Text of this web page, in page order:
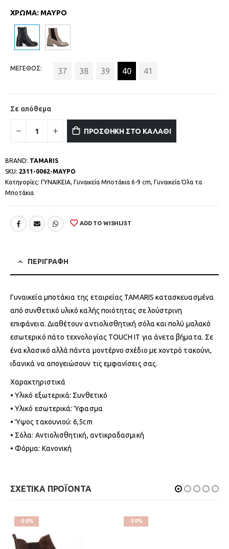
ΧΡΩΜΑ: ΜΑΥΡΟ
ΜΕΓΕΘΟΣ 37 38 39 40 41
Σε απόθεμα
ΠΡΟΣΘΗΚΗ ΣΤΟ ΚΑΛΑΘΙ
BRAND: TAMARIS
SKU: 2311-0062-ΜΑΥΡΟ
Κατηγορίες: ΓΥΝΑΙΚΕΙΑ, Γυναικεία Μποτάκια 6-9 cm, Γυναικεία Όλα τα
Μποτάκια
ADD TO WISHLIST
ΠΕΡΙΓΡΑΦΗ
Γυναικεία μποτάκια της εταιρείας TAMARIS κατασκευασμένα
από συνθετικό υλικό καλής ποιότητας σε λούστρινη
επιφάνεια. Διαθέτουν αντιολισθητική σόλα και πολύ μαλακό
εσωτερικό πάτο τεχνολογίας TOUCH IT για άνετα βήματα. Σε
ένα κλασικό αλλά πάντα μοντέρνο σχέδιο με χοντρό τακούνι,
ιδανικά να απογειώσουν τις εμφανίσεις σας.
Χαρακτηριστικά
• Υλικό εξωτερικά: Συνθετικό
• Υλικό εσωτερικά: Ύφασμα
• Ύψος τακουνιού: 6,5cm
• Σόλα: Αντιολισθητική, αντικραδασμική
• Φόρμα: Κανονική
ΣΧΕΤΙΚΑ ΠΡΟΪΟΝΤΑ
-30% -30%